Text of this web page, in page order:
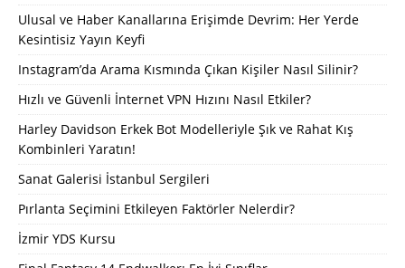
Ulusal ve Haber Kanallarına Erişimde Devrim: Her Yerde
Kesintisiz Yayın Keyfi
Instagram’da Arama Kısmında Çıkan Kişiler Nasıl Silinir?
Hızlı ve Güvenli İnternet VPN Hızını Nasıl Etkiler?
Harley Davidson Erkek Bot Modelleriyle Şık ve Rahat Kış
Kombinleri Yaratın!
Sanat Galerisi İstanbul Sergileri
Pırlanta Seçimini Etkileyen Faktörler Nelerdir?
İzmir YDS Kursu